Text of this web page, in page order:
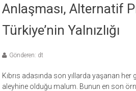
Anlaşması, Alternatif
Türkiye’nin Yalnızlığı
Gönderen: dt
Kıbrıs adasında son yıllarda yaşanan her
aleyhine olduğu malum. Bunun en son